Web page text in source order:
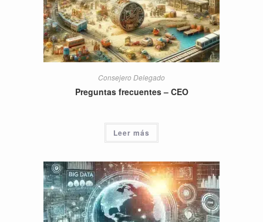
Consejero Delegado
Preguntas frecuentes – CEO
Leer más